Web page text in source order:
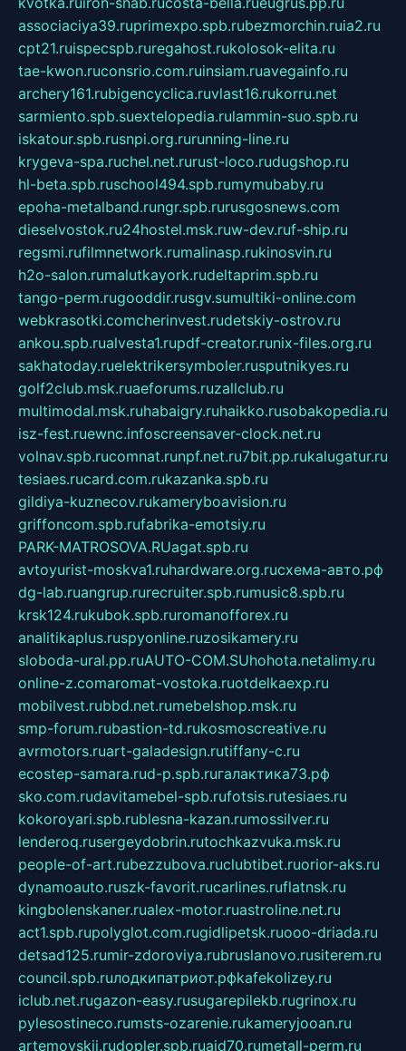
associaciya39.ruprimexpo.spb.rubezmorchin.ruia2.ru
cpt21.ruispecspb.ruregahost.rukolosok-elita.ru
tae-kwon.ruconsrio.com.ruinsiam.ruavegainfo.ru
archery161.rubigencyclica.ruvlast16.rukorru.net
sarmiento.spb.suextelopedia.rulammin-suo.spb.ru
iskatour.spb.rusnpi.org.rurunning-line.ru
krygeva-spa.ruchel.net.rurust-loco.rudugshop.ru
hl-beta.spb.ruschool494.spb.rumymubaby.ru
epoha-metalband.rungr.spb.rurusgosnews.com
dieselvostok.ru24hostel.msk.ruw-dev.ruf-ship.ru
regsmi.rufilmnetwork.rumalinasp.rukinosvin.ru
h2o-salon.rumalutkayork.rudeltaprim.spb.ru
tango-perm.rugooddir.rusgv.sumultiki-online.com
webkrasotki.comcherinvest.rudetskiy-ostrov.ru
ankou.spb.rualvesta1.rupdf-creator.runix-files.org.ru
sakhatoday.ruelektrikersymboler.rusputnikyes.ru
golf2club.msk.ruaeforums.ruzallclub.ru
multimodal.msk.ruhabaigry.ruhaikko.rusobakopedia.ru
isz-fest.ruewnc.infoscreensaver-clock.net.ru
volnav.spb.rucomnat.runpf.net.ru7bit.pp.rukalugatur.ru
tesiaes.rucard.com.rukazanka.spb.ru
gildiya-kuznecov.rukameryboavision.ru
griffoncom.spb.rufabrika-emotsiy.ru
PARK-MATROSOVA.RUagat.spb.ru
avtoyurist-moskva1.ruhardware.org.ruсхема-авто.рф
dg-lab.ruangrup.rurecruiter.spb.rumusic8.spb.ru
krsk124.rukubok.spb.ruromanofforex.ru
analitikaplus.ruspyonline.ruzosikamery.ru
sloboda-ural.pp.ruAUTO-COM.SUhohota.netalimy.ru
online-z.comaromat-vostoka.ruotdelkaexp.ru
mobilvest.rubbd.net.rumebelshop.msk.ru
smp-forum.rubastion-td.rukosmoscreative.ru
avrmotors.ruart-galadesign.rutiffany-c.ru
ecostep-samara.rud-p.spb.ruгалактика73.рф
sko.com.rudavitamebel-spb.rufotsis.rutesiaes.ru
kokoroyari.spb.rublesna-kazan.rumossilver.ru
lenderoq.rusergeydobrin.rutochkazvuka.msk.ru
people-of-art.rubezzubova.ruclubtibet.ruorior-aks.ru
dynamoauto.ruszk-favorit.rucarlines.ruflatnsk.ru
kingbolenskaner.rualex-motor.ruastroline.net.ru
act1.spb.rupolyglot.com.rugidlipetsk.ruooo-driada.ru
detsad125.rumir-zdoroviya.rubruslanovo.rusiterem.ru
council.spb.ruлодкипатриот.рфkafekolizey.ru
iclub.net.rugazon-easy.rusugarepilekb.rugrinox.ru
pylesostineco.rumsts-ozarenie.rukameryjooan.ru
artemovskij.rudopler.spb.ruaid70.rumetall-perm.ru